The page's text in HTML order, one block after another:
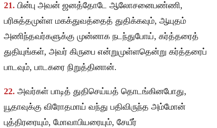
21. பின்பு அவன் ஜனத்தோடே ஆலோசனைபண்ணி,
பரிசுத்தமுள்ள மகக்துவத்தைத் துதிக்கவும், ஆயுதம்
அணிந்தவர்களுக்கு முன்னாக நடந்துபோய், கர்த்தரைத்
துதியுங்கள், அவர் கிருபை என்றுமுள்ளதென்று கர்த்தரைப்
பாடவும், பாடகரை நிறுத்தினான்.
22. அவர்கள் பாடித் துதிசெய்யத் தொடங்கினபோது,
யூதாவுக்கு விரோதமாய் வந்து பதிவிருந்த அம்மோன்
புத்திரரையும், மோவாபியரையும், சேயீர்